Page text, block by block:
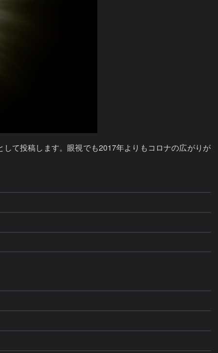
て投稿します。眼視でも2017年よりもコロナの広がりが